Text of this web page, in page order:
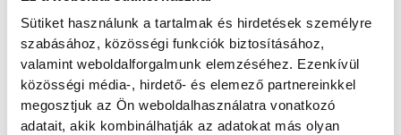
Sütiket használunk a tartalmak és hirdetések személyre
szabásához, közösségi funkciók biztosításához,
valamint weboldalforgalmunk elemzéséhez. Ezenkívül
közösségi média-, hirdető- és elemező partnereinkkel
megosztjuk az Ön weboldalhasználatra vonatkozó
adatait, akik kombinálhatják az adatokat más olyan